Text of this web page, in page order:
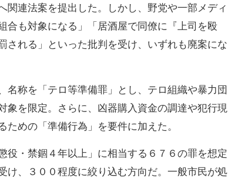
関連法案を提出した。しかし、野党や一部メディ
合も対象になる」「居酒屋で同僚に『上司を殴
される」といった批判を受け、いずれも廃案にな
称を「テロ等準備罪」とし、テロ組織や暴力団
象を限定。さらに、凶器購入資金の調達や犯行現
ための「準備行為」を要件に加えた。
・禁錮４年以上」に相当する６７６の罪を想定
け、３００程度に絞り込む方向だ。一般市民が処